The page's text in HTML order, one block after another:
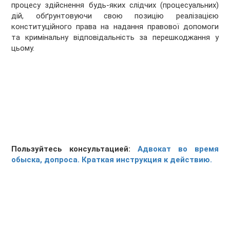
процесу здійснення будь-яких слідчих (процесуальних)
дій, обґрунтовуючи свою позицію реалізацією
конституційного права на надання правової допомоги
та кримінальну відповідальність за перешкоджання у
цьому.
Пользуйтесь консультацией: Адвокат во время
обыска, допроса. Краткая инструкция к действию.